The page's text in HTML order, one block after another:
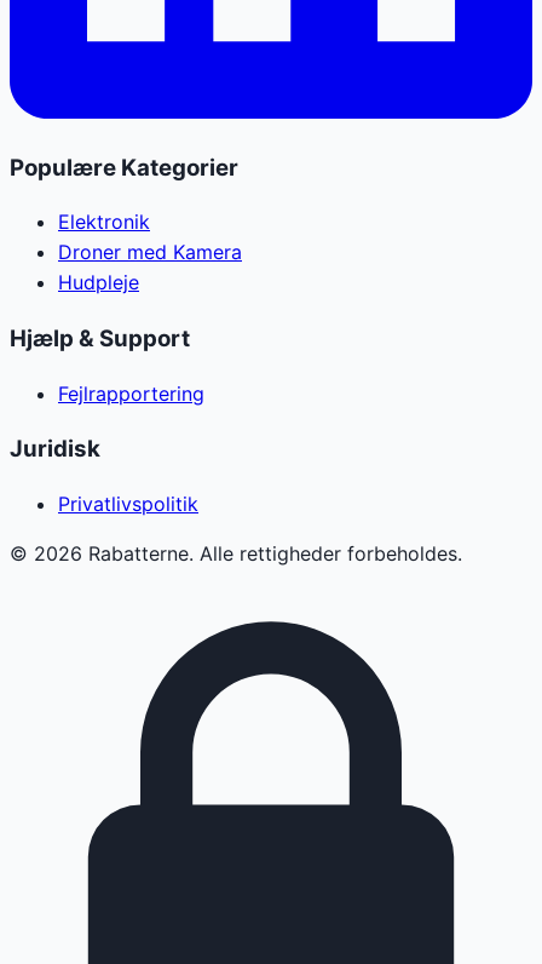
Populære Kategorier
Elektronik
Droner med Kamera
Hudpleje
Hjælp & Support
Fejlrapportering
Juridisk
Privatlivspolitik
© 2026 Rabatterne. Alle rettigheder forbeholdes.